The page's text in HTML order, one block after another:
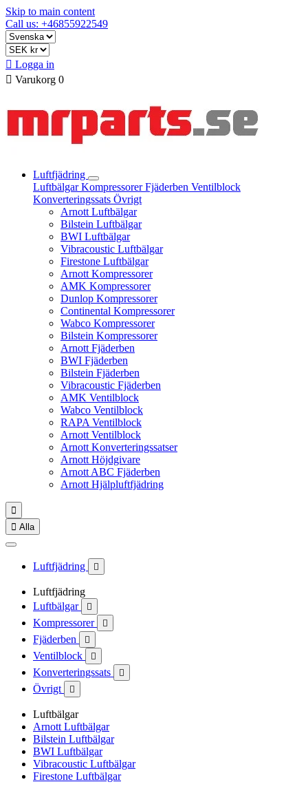
Skip to main content
Call us: +46855922549
 Logga in
 Varukorg 0
Luftfjädring
LuftbälgarKompressorerFjäderben Ventilblock
Konverteringssats Övrigt
Arnott Luftbälgar
Bilstein Luftbälgar
BWI Luftbälgar
Vibracoustic Luftbälgar
Firestone Luftbälgar
Arnott Kompressorer
AMK Kompressorer
Dunlop Kompressorer
Continental Kompressorer
Wabco Kompressorer
Bilstein Kompressorer
Arnott Fjäderben
BWI Fjäderben
Bilstein Fjäderben
Vibracoustic Fjäderben
AMK Ventilblock
Wabco Ventilblock
RAPA Ventilblock
Arnott Ventilblock
Arnott Konverteringssatser
Arnott Höjdgivare
Arnott ABC Fjäderben
Arnott Hjälpluftfjädring

 Alla
Luftfjädring 
Luftfjädring
Luftbälgar

Kompressorer 
Fjäderben 
Ventilblock 
Konverteringssats 
Övrigt 
Luftbälgar
Arnott Luftbälgar
Bilstein Luftbälgar
BWI Luftbälgar
Vibracoustic Luftbälgar
Firestone Luftbälgar